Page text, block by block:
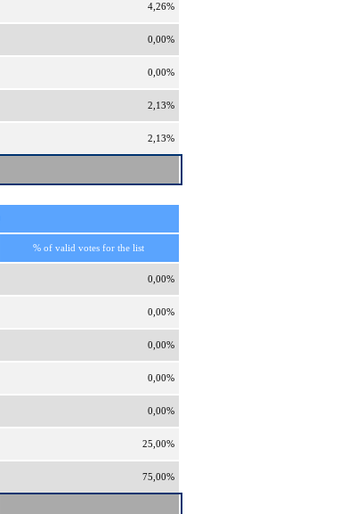
4,26%
0,00%
0,00%
2,13%
2,13%
% of valid votes for the list
0,00%
0,00%
0,00%
0,00%
0,00%
25,00%
75,00%